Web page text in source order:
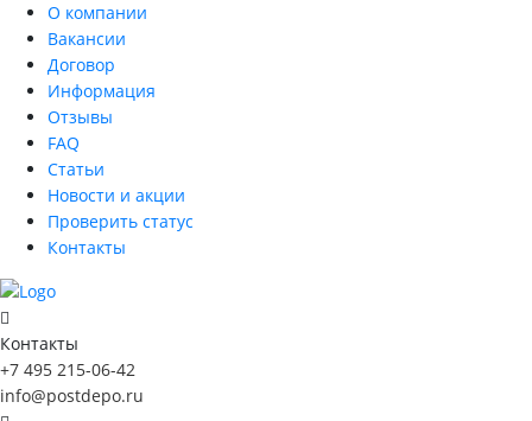
О компании
Вакансии
Договор
Информация
Отзывы
FAQ
Статьи
Новости и акции
Проверить статус
Контакты
Контакты
+7 495 215-06-42
info@postdepo.ru